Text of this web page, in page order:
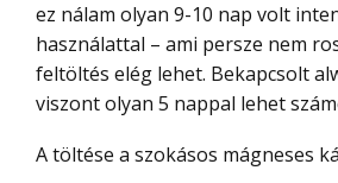
ez nálam olyan 9-10 nap volt
használattal – ami persze nem
feltöltés elég lehet. Bekapcsolt
viszont olyan 5 nappal lehet
A töltése a szokásos mágneses